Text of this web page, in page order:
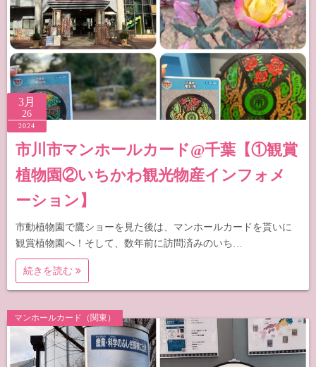
3月
26
2024
市川市マンホールカード@千葉【①観賞
植物園②いちかわ観光物産インフォメ
ーション】
市動植物園で鷹ショーを見た後は、マンホールカードを貰いに
観賞植物園へ！そして、数年前に訪問済みのいち…
続きを読む
マンホールカード（関東）